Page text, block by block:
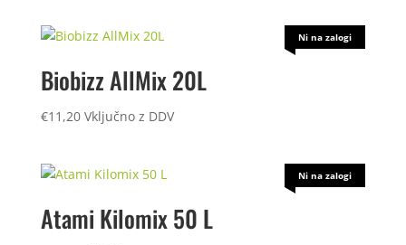
Ni na zalogi
Biobizz AllMix 20L
€11,20 Vključno z DDV
Ni na zalogi
Atami Kilomix 50 L